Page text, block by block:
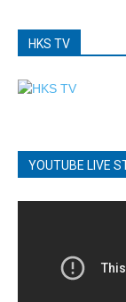
HKS TV
YOUTUBE LIVE